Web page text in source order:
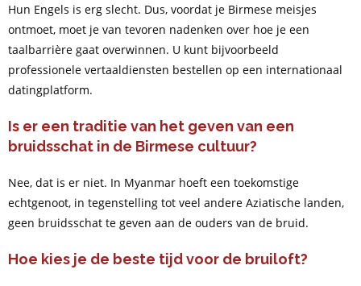
Hun Engels is erg slecht. Dus, voordat je Birmese meisjes
ontmoet, moet je van tevoren nadenken over hoe je een
taalbarrière gaat overwinnen. U kunt bijvoorbeeld
professionele vertaaldiensten bestellen op een internationaal
datingplatform.
Is er een traditie van het geven van een
bruidsschat in de Birmese cultuur?
Nee, dat is er niet. In Myanmar hoeft een toekomstige
echtgenoot, in tegenstelling tot veel andere Aziatische landen,
geen bruidsschat te geven aan de ouders van de bruid.
Hoe kies je de beste tijd voor de bruiloft?